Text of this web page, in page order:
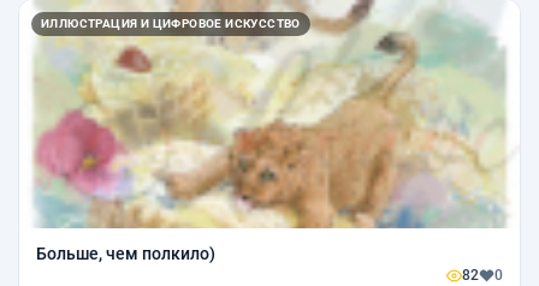
ИЛЛЮСТРАЦИЯ И ЦИФРОВОЕ ИСКУССТВО
Больше, чем полкило)
82 0